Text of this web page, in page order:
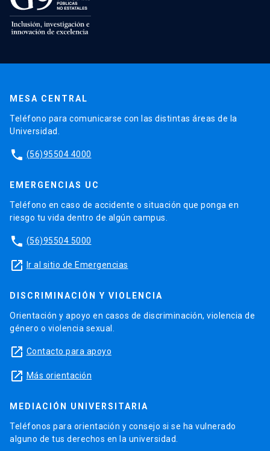
MESA CENTRAL
Teléfono para comunicarse con las distintas áreas de la
Universidad.
phone (56)95504 4000
EMERGENCIAS UC
Teléfono en caso de accidente o situación que ponga en
riesgo tu vida dentro de algún campus.
phone (56)95504 5000
launch Ir al sitio de Emergencias
DISCRIMINACIÓN Y VIOLENCIA
Orientación y apoyo en casos de discriminación, violencia de
género o violencia sexual.
launch Contacto para apoyo
launch Más orientación
MEDIACIÓN UNIVERSITARIA
Teléfonos para orientación y consejo si se ha vulnerado
alguno de tus derechos en la universidad.